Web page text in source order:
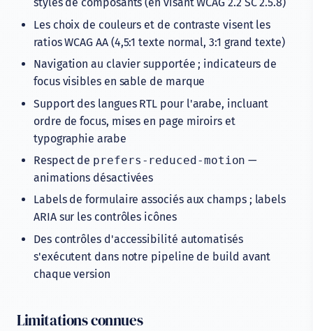
styles de composants (en visant WCAG 2.2 SC 2.5.8)
Les choix de couleurs et de contraste visent les
ratios WCAG AA (4,5:1 texte normal, 3:1 grand texte)
Navigation au clavier supportée ; indicateurs de
focus visibles en sable de marque
Support des langues RTL pour l'arabe, incluant
ordre de focus, mises en page miroirs et
typographie arabe
Respect de prefers-reduced-motion —
animations désactivées
Labels de formulaire associés aux champs ; labels
ARIA sur les contrôles icônes
Des contrôles d'accessibilité automatisés
s'exécutent dans notre pipeline de build avant
chaque version
Limitations connues